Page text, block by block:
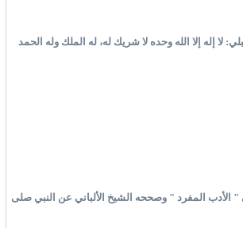
لا إله إلا الله وحده لا شريك له، له الملك وله الحمد
" الأدب المفرد " وصححه الشيخ الألباني عن النبي صلى